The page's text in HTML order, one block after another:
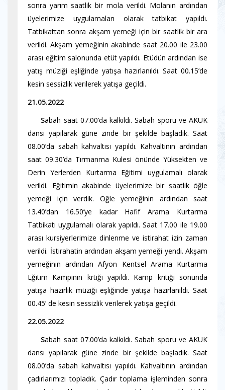
sonra yarım saatlik bir mola verildi. Molanın ardından
üyelerimize uygulamaları olarak tatbikat yapıldı.
Tatbikattan sonra akşam yemeği için bir saatlik bir ara
verildi. Akşam yemeğinin akabinde saat 20.00 ile 23.00
arası eğitim salonunda etüt yapıldı. Etüdün ardından ise
yatış müziği eşliğinde yatışa hazırlanıldı. Saat 00.15’de
kesin sessizlik verilerek yatışa geçildi.
21.05.2022
Sabah saat 07.00’da kalkıldı. Sabah sporu ve AKUK
dansı yapılarak güne zinde bir şekilde başladık. Saat
08.00’da sabah kahvaltısı yapıldı. Kahvaltının ardından
saat 09.30’da Tırmanma Kulesi önünde Yüksekten ve
Derin Yerlerden Kurtarma Eğitimi uygulamalı olarak
verildi. Eğitimin akabinde üyelerimize bir saatlik öğle
yemeği için verdik. Öğle yemeğinin ardından saat
13.40’dan 16.50’ye kadar Hafif Arama Kurtarma
Tatbikatı uygulamalı olarak yapıldı. Saat 17.00 ile 19.00
arası kursiyerlerimize dinlenme ve istirahat izin zaman
verildi. İstirahatin ardından akşam yemeği yendi. Akşam
yemeğinin ardından Afyon Kentsel Arama Kurtarma
Eğitim Kampının krtiği yapıldı. Kamp kritiği sonunda
yatışa hazırlık müziği eşliğinde yatışa hazırlanıldı. Saat
00.45’ de kesin sessizlik verilerek yatışa geçildi.
22.05.2022
Sabah saat 07.00’da kalkıldı. Sabah sporu ve AKUK
dansı yapılarak güne zinde bir şekilde başladık. Saat
08.00’da sabah kahvaltısı yapıldı. Kahvaltının ardından
çadırlarımızı topladık. Çadır toplama işleminden sonra